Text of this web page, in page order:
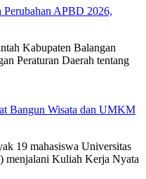
Perubahan APBD 2026,
Kabupaten Balangan
Peraturan Daerah tentang
Bangun Wisata dan UMKM
19 mahasiswa Universitas
menjalani Kuliah Kerja Nyata